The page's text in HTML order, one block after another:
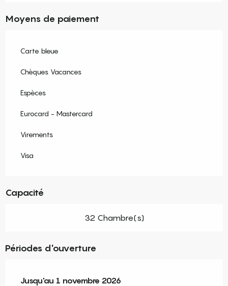
Moyens de paiement
Carte bleue
Chèques Vacances
Espèces
Eurocard - Mastercard
Virements
Visa
Capacité
32 Chambre(s)
Périodes d'ouverture
Du3 avril 2026au1 novembre 2026
Jusqu'au 1 novembre 2026